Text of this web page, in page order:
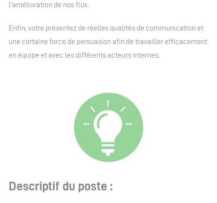
l’amélioration de nos flux.
Enfin, votre présentez de réelles qualités de communication et
une certaine force de persuasion afin de travailler efficacement
en équipe et avec les différents acteurs internes.
Descriptif du poste :